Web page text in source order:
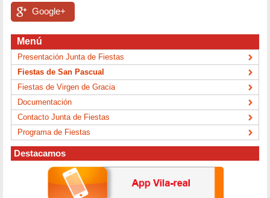
Google+
Menú
Presentación Junta de Fiestas
Fiestas de San Pascual
Fiestas de Virgen de Gracia
Documentación
Contacto Junta de Fiestas
Programa de Fiestas
Destacamos